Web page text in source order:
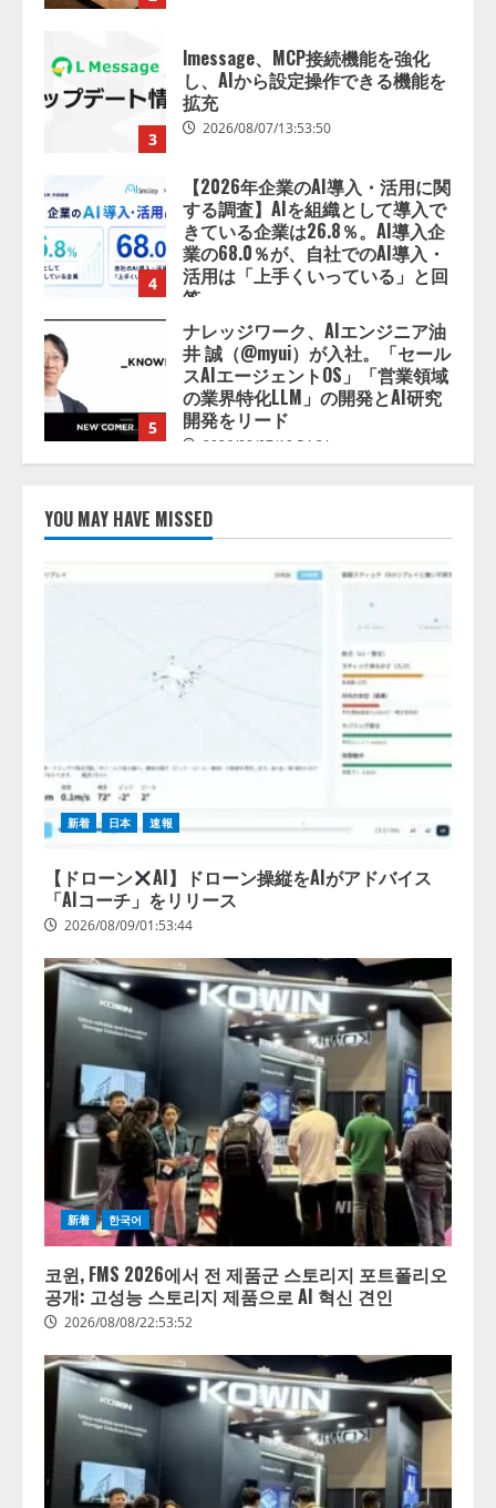
4
【2026年企業のAI導入・活用に関
する調査】AIを組織として導入で
きている企業は26.8％。AI導入企
業の68.0％が、自社でのAI導入・
活用は「上手くいっている」と回
2026/08/07/13:53:50
5
ナレッジワーク、AIエンジニア油
井 誠（@myui）が入社。「セール
スAIエージェントOS」「営業領域
の業界特化LLM」の開発とAI研究
開発をリード
1
【ドローン
AI】ドローン操縦を
AIがアドバイス「AIコーチ」をリ
リース
2026/08/09/01:53:44
ォーム「TAIZA」および新サービ
スに関する記者発表会を開催
2026/08/07/17:53:45
lmessage、MCP接続機能を強化
し、AIから設定操作できる機能を
拡充
4
【2026年企業のAI導入・活用に関
業の68.0％が、自社でのAI導入・
答
2026/08/07/13:53:50
YOU MAY HAVE MISSED
新着 日本 速報
【ドローン
AI】ドローン操縦をAIがアドバイス
「AIコーチ」をリリース
2026/08/09/01:53:44
新着 한국어
코윈, FMS 2026에서 전 제품군 스토리지 포트폴리오
공개: 고성능 스토리지 제품으로 AI 혁신 견인
2026/08/08/22:53:52